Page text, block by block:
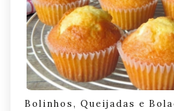
Bolinhos, Queijadas e